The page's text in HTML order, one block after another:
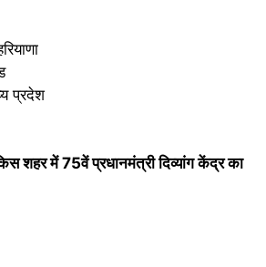
प्रदेश
शहर में 75वें प्रधानमंत्री दिव्यांग केंद्र का